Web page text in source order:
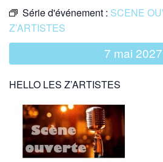
Série d'événement : SCENE
Z’ARTISTES
7 mai 2027
HELLO LES Z’ARTISTES